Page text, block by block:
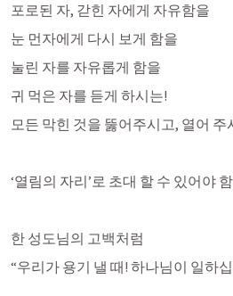
포로된 자, 갇힌 자에게 자유함을
눈 먼자에게 다시 보게 함을
눌린 자를 자유롭게 함을
귀 먹은 자를 듣게 하시는!
모든 막힌 것을 뚫어주시고, 열어 주
‘열림의 자리’로 초대 할 수 있어야
한 성도님의 고백처럼
“우리가 용기 낼 때! 하나님이 일하